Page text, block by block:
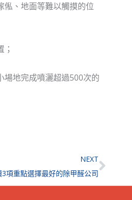
俬、地面等難以觸摸的位
場地完成噴灑超過500次的
NEXT
項重點選擇最好的除甲醛公司
Next